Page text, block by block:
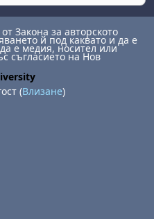
Закона за авторското
й под каквато и да е
е медия, носител или
съгласието на Нов
(Влизане)